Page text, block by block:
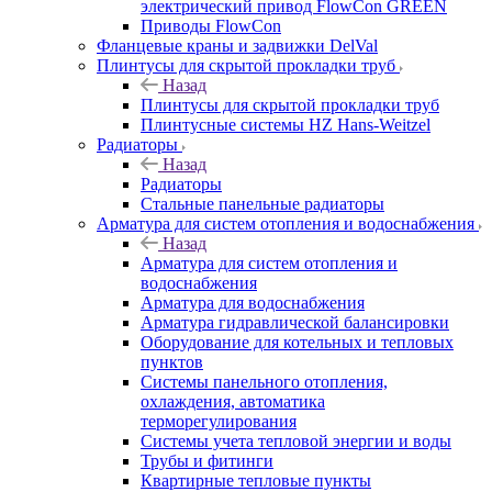
электрический привод FlowСon GREEN
Приводы FlowCon
Фланцевые краны и задвижки DelVal
Плинтусы для скрытой прокладки труб
Назад
Плинтусы для скрытой прокладки труб
Плинтусные системы HZ Hans-Weitzel
Радиаторы
Назад
Радиаторы
Стальные панельные радиаторы
Арматура для систем отопления и водоснабжения
Назад
Арматура для систем отопления и
водоснабжения
Арматура для водоснабжения
Арматура гидравлической балансировки
Оборудование для котельных и тепловых
пунктов
Системы панельного отопления,
охлаждения, автоматика
терморегулирования
Системы учета тепловой энергии и воды
Трубы и фитинги
Квартирные тепловые пункты